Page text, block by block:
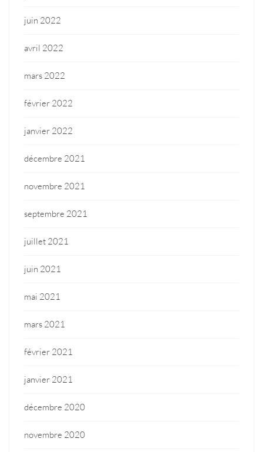
juin 2022
avril 2022
mars 2022
février 2022
janvier 2022
décembre 2021
novembre 2021
septembre 2021
juillet 2021
juin 2021
mai 2021
mars 2021
février 2021
janvier 2021
décembre 2020
novembre 2020